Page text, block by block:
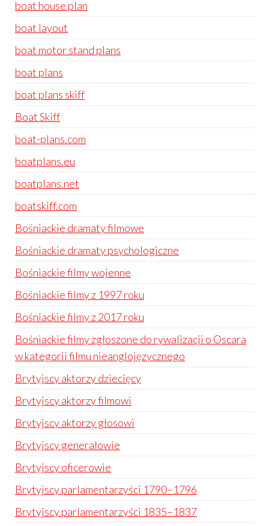
boat house plan
boat layout
boat motor stand plans
boat plans
boat plans skiff
Boat Skiff
boat-plans.com
boatplans.eu
boatplans.net
boatskiff.com
Bośniackie dramaty filmowe
Bośniackie dramaty psychologiczne
Bośniackie filmy wojenne
Bośniackie filmy z 1997 roku
Bośniackie filmy z 2017 roku
Bośniackie filmy zgłoszone do rywalizacji o Oscara
w kategorii filmu nieanglojęzycznego
Brytyjscy aktorzy dziecięcy
Brytyjscy aktorzy filmowi
Brytyjscy aktorzy głosowi
Brytyjscy generałowie
Brytyjscy oficerowie
Brytyjscy parlamentarzyści 1790–1796
Brytyjscy parlamentarzyści 1835–1837